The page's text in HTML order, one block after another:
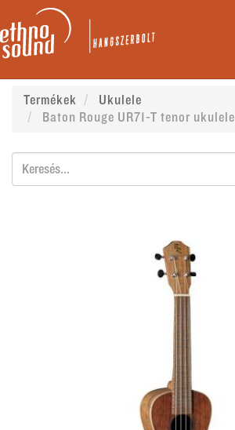
Termékek
Ukulele
Baton Rouge UR71-T tenor ukulele